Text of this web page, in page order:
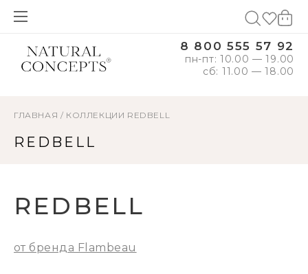
8 800 555 57 92
пн-пт: 10.00 — 19.00
сб: 11.00 — 18.00
ГЛАВНАЯ / КОЛЛЕКЦИИ REDBELL
REDBELL
REDBELL
от бренда Flambeau